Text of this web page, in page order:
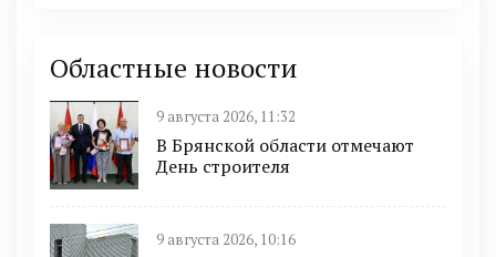
Областные новости
9 августа 2026, 11:32
В Брянской области отмечают
День строителя
9 августа 2026, 10:16